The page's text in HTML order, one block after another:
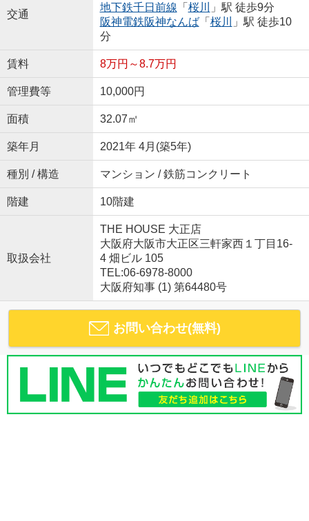
交通
地下鉄千日前線 「 桜川
」駅 徒歩9分
阪神電鉄阪神なんば「 桜川
」駅 徒歩10
分
賃料 8万円～8.7万円
管理費等 10,000円
面積 32.07㎡
築年月 2021年 4月(築5年)
種別 / 構造 マンション / 鉄筋コンクリート
階建 10階建
取扱会社
THE HOUSE 大正店
大阪府大阪市大正区三軒家西１丁目16-
4 畑ビル 105
TEL:06-6978-8000
大阪府知事 (1) 第64480号
お問い合わせ(無料)